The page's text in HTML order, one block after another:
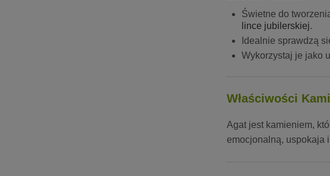
Świetne do
lince jubilerskiej.
Idealnie sprawdzą
Wykorzystaj je jako
Właściwości
Agat jest kamieniem,
emocjonalną, uspokaja